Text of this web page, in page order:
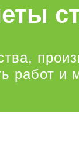
работ и